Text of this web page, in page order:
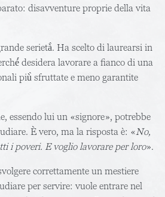
disavventure proprie della vita
serietà̀. Ha scelto di laurearsi in
desidera lavorare a fianco di una
più̀ sfruttate e meno garantite
essendo lui un «signore», potrebbe
È vero, ma la risposta è: «No,
i poveri. E voglio lavorare per loro».
correttamente un mestiere
per servire: vuole entrare nel